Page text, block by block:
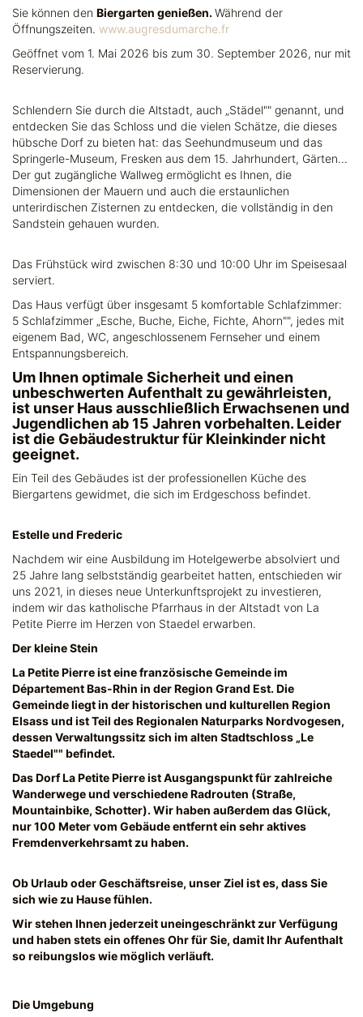
Sie können den Biergarten genießen.Während der
Öffnungszeiten. www.augresdumarche.fr
Geöffnet vom 1. Mai 2026 bis zum 30. September 2026, nur mit
Reservierung.
Schlendern Sie durch die Altstadt, auch „Städel"" genannt, und
entdecken Sie das Schloss und die vielen Schätze, die dieses
hübsche Dorf zu bieten hat: das Seehundmuseum und das
Springerle-Museum, Fresken aus dem 15. Jahrhundert, Gärten...
Der gut zugängliche Wallweg ermöglicht es Ihnen, die
Dimensionen der Mauern und auch die erstaunlichen
unterirdischen Zisternen zu entdecken, die vollständig in den
Sandstein gehauen wurden.
Das Frühstück wird zwischen 8:30 und 10:00 Uhr im Speisesaal
serviert.
Das Haus verfügt über insgesamt 5 komfortable Schlafzimmer:
5 Schlafzimmer „Esche, Buche, Eiche, Fichte, Ahorn"", jedes mit
eigenem Bad, WC, angeschlossenem Fernseher und einem
Entspannungsbereich.
Um Ihnen optimale Sicherheit und einen
unbeschwerten Aufenthalt zu gewährleisten,
ist unser Haus ausschließlich Erwachsenen und
Jugendlichen ab 15 Jahren vorbehalten. Leider
ist die Gebäudestruktur für Kleinkinder nicht
geeignet.
Ein Teil des Gebäudes ist der professionellen Küche des
Biergartens gewidmet, die sich im Erdgeschoss befindet.
Estelle und Frederic
Nachdem wir eine Ausbildung im Hotelgewerbe absolviert und
25 Jahre lang selbstständig gearbeitet hatten, entschieden wir
uns 2021, in dieses neue Unterkunftsprojekt zu investieren,
indem wir das katholische Pfarrhaus in der Altstadt von La
Petite Pierre im Herzen von Staedel erwarben.
Der kleine Stein
La Petite Pierre ist eine französische Gemeinde im
Département Bas-Rhin in der Region Grand Est. Die
Gemeinde liegt in der historischen und kulturellen Region
Elsass und ist Teil des Regionalen Naturparks Nordvogesen,
dessen Verwaltungssitz sich im alten Stadtschloss „Le
Staedel"" befindet.
Das Dorf La Petite Pierre ist Ausgangspunkt für zahlreiche
Wanderwege und verschiedene Radrouten (Straße,
Mountainbike, Schotter). Wir haben außerdem das Glück,
nur 100 Meter vom Gebäude entfernt ein sehr aktives
Fremdenverkehrsamt zu haben.
Ob Urlaub oder Geschäftsreise, unser Ziel ist es, dass Sie
sich wie zu Hause fühlen.
Wir stehen Ihnen jederzeit uneingeschränkt zur Verfügung
und haben stets ein offenes Ohr für Sie, damit Ihr Aufenthalt
so reibungslos wie möglich verläuft.
Die Umgebung